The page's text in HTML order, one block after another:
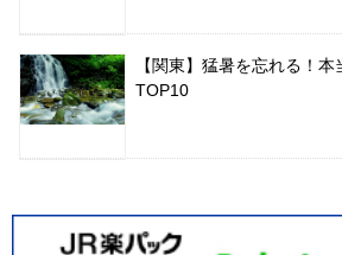
【関東】猛暑を忘れる！
TOP10